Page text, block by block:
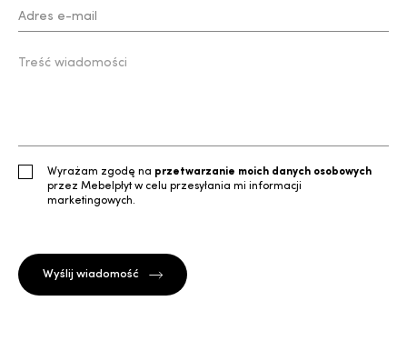
Wyrażam zgodę na przetwarzanie moich danych osobowych
przez Mebelpłyt w celu przesyłania mi informacji
marketingowych.